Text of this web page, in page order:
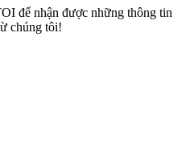
để nhận được những thông tin
chúng tôi!